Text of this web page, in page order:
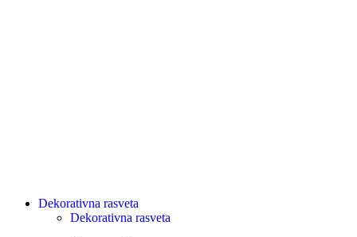
Dekorativna rasveta
Dekorativna rasveta